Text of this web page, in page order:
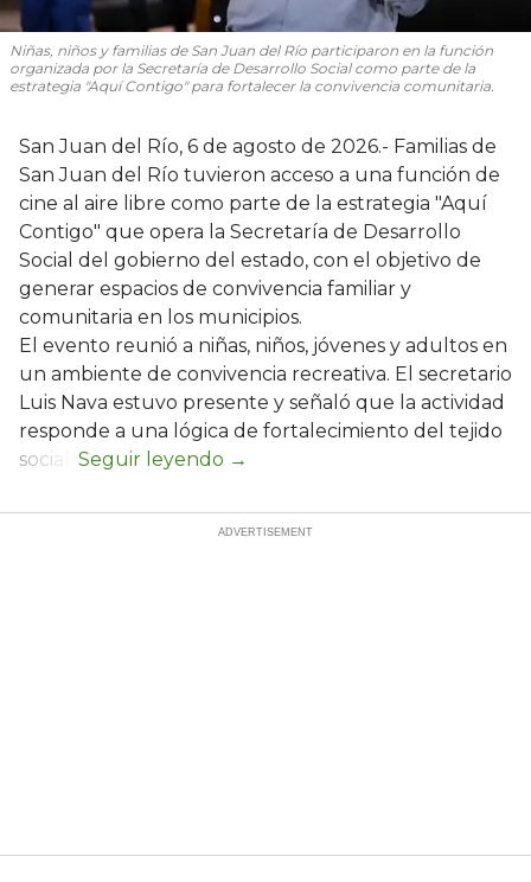
Niñas, niños y familias de San Juan del Río participaron en la función
organizada por la Secretaría de Desarrollo Social como parte de la
estrategia "Aquí Contigo" para fortalecer la convivencia comunitaria.
San Juan del Río, 6 de agosto de 2026.- Familias de
San Juan del Río tuvieron acceso a una función de
cine al aire libre como parte de la estrategia "Aquí
Contigo" que opera la Secretaría de Desarrollo
Social del gobierno del estado, con el objetivo de
generar espacios de convivencia familiar y
comunitaria en los municipios.
El evento reunió a niñas, niños, jóvenes y adultos en
un ambiente de convivencia recreativa. El secretario
Luis Nava estuvo presente y señaló que la actividad
responde a una lógica de fortalecimiento del tejido
social: